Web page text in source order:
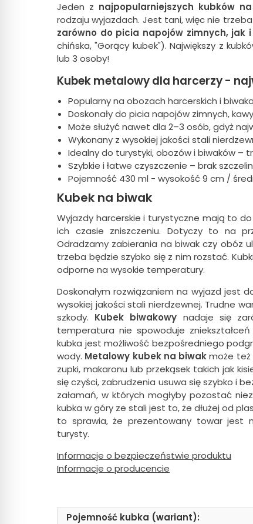
Jeden z najpopularniejszych kubków
rodzaju wyjazdach. Jest tani, więc nie
zarówno do picia napojów zimnych,
chińska, "Gorący kubek"). Największy z
lub 3 osoby!
Kubek metalowy dla harcerzy -
Popularny na obozach harcerskich i
Doskonały do picia napojów zimnych,
Może służyć nawet dla 2–3 osób, gdyż
Wykonany z wysokiej jakości stali
Idealny do turystyki, obozów i biwaków –
Szybkie i łatwe czyszczenie – brak
Pojemność 430 ml - wysokość 9 cm /
Kubek na biwak
Wyjazdy harcerskie i turystyczne mają to
ich czasie zniszczeniu. Dotyczy to na
Odradzamy zabierania na biwak czy obóz
trzeba będzie szybko się z nim rozstać.
odporne na wysokie temperatury.
Doskonałym rozwiązaniem na wyjazd jest
wysokiej jakości stali nierdzewnej. Trudne
szkody. Kubek biwakowy nadaje się
temperatura nie spowoduje
kubka jest możliwość bezpośredniego
wody. Metalowy kubek na biwakmoże też
zupki, makaronu lub przekąsek takich jak
się czyści, zabrudzenia usuwa się szybko i
załamań, w których mogłyby pozostać
kubka w góry ze stali jest to, że dłużej od
to sprawia, że prezentowany towar jest
turysty.
Informacje o bezpieczeństwie produktu
Informacje o producencie
Pojemność kubka (wariant):